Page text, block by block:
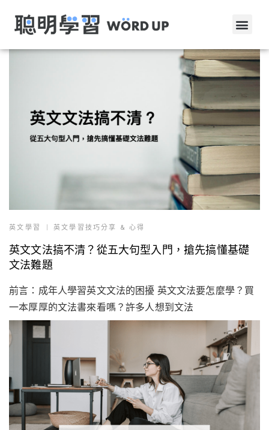
英文學習 英文學習技巧分享 & 心得
英文文法搞不清？從五大句型入門，搶先搞懂基礎
文法難題
前言：成年人學習英文文法的困擾 英文文法要怎麼學？買
一本厚厚的文法書來看嗎？許多人想到文法